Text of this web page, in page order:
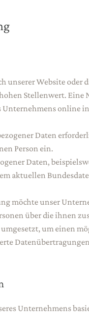
unserer Website
Stellenwert.
Unternehmens online
Daten
Person ein.
Daten,
aktuellen
möchte unser
über die ihnen
um einen
Unternehmens